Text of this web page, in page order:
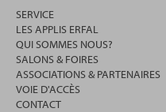
SERVICE
LES APPLIS ERFAL
QUI SOMMES NOUS?
SALONS & FOIRES
ASSOCIATIONS & PARTENAIRES
VOIE D'ACCÈS
CONTACT